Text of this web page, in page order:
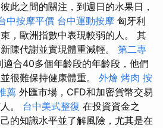
此之間的關注，到週日的水果日，
中按摩平價 台中運動按摩 匈牙利
，歐洲指數中表現較弱的人。 其
陳代謝並實現體重減輕。 第二專
適合40多個年齡段的年齡段，他們
很難保持健康體重。 外燴 烤肉 按
薦 外匯市場，CFD和加密貨幣交易
。 台中美式整復 在投資資金之
的知識水平並了解風險，尤其是在